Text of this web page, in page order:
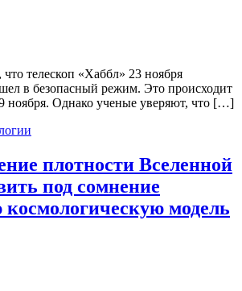
телескоп «Хаббл» 23 ноября
в безопасный режим. Это происходит
ноября. Однако ученые уверяют, что […]
плотности Вселенной
под сомнение
космологическую модель